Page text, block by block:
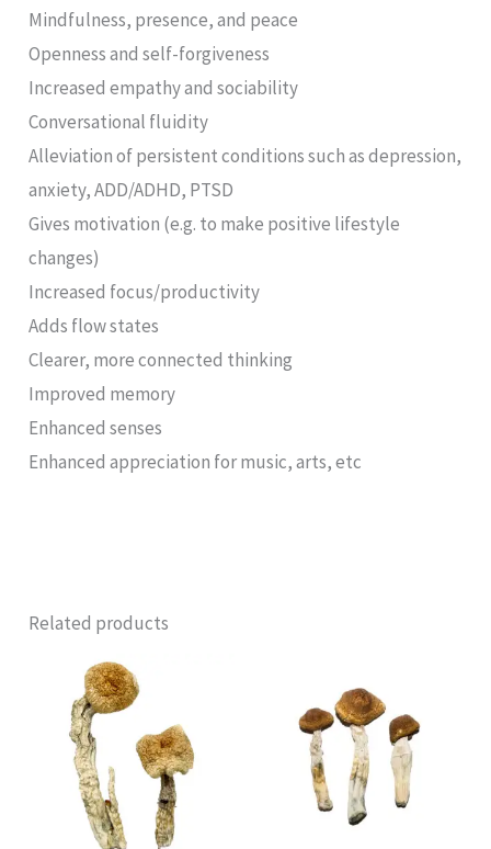
Mindfulness, presence, and peace
Openness and self-forgiveness
Increased empathy and sociability
Conversational fluidity
Alleviation of persistent conditions such as depression,
anxiety, ADD/ADHD, PTSD
Gives motivation (e.g. to make positive lifestyle
changes)
Increased focus/productivity
Adds flow states
Clearer, more connected thinking
Improved memory
Enhanced senses
Enhanced appreciation for music, arts, etc
Related products
through
£1,400.00
through
£1,783.00